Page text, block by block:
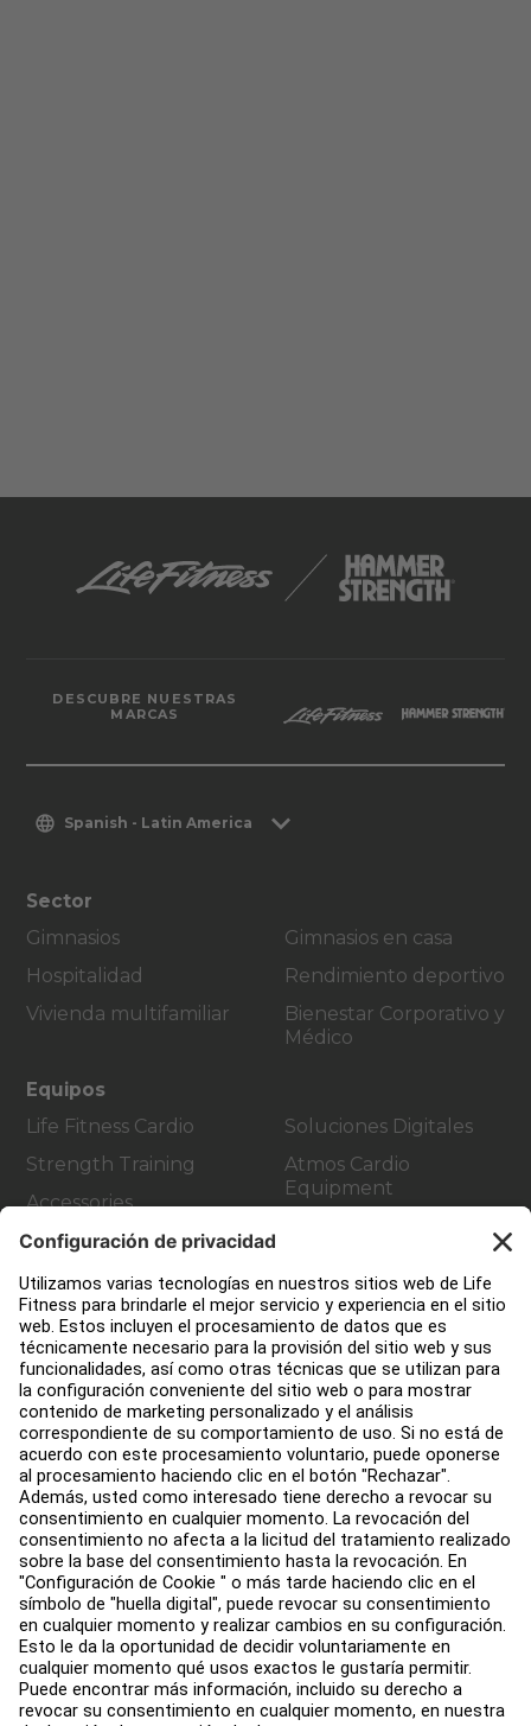
DESCUBRE NUESTRAS
MARCAS
Spanish - Latin America
Sector
Gimnasios
Hospitalidad
Vivienda multifamiliar
Gimnasios en casa
Rendimiento deportivo
Bienestar Corporativo y
Médico
Equipos
Life Fitness Cardio
Strength Training
Accessories
Soluciones Digitales
Atmos Cardio
Equipment
Atención al Cliente
Design de gimnasio
Centro de servicios
Centro de Educación
Acerca de
Buscar un distribuidor
Encuentre una tienda
Legal
Accesibilidad
Iniciar sesión en Facility Connect